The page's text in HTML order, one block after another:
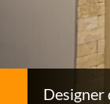
Designer